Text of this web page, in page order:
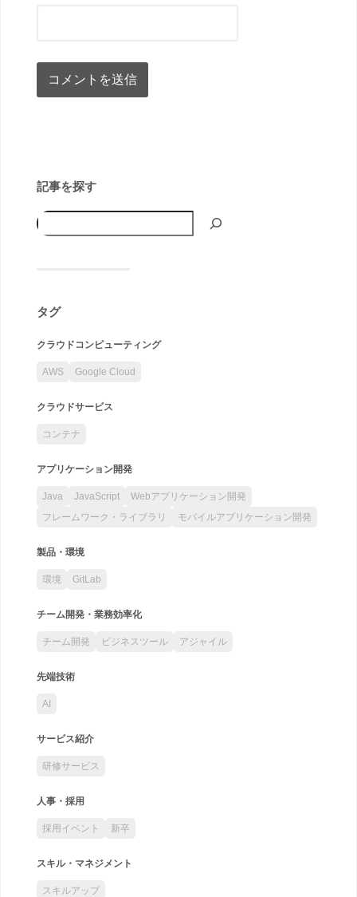
記事を探す
タグ
クラウドコンピューティング
AWS Google Cloud
クラウドサービス
コンテナ
アプリケーション開発
Java JavaScript
Webアプリケーション開発
フレームワーク・ライブラリ
モバイルアプリケーション開発
製品・環境
環境 GitLab
チーム開発・業務効率化
チーム開発 ビジネスツール アジャイル
先端技術
AI
サービス紹介
研修サービス
人事・採用
採用イベント 新卒
スキル・マネジメント
スキルアップ